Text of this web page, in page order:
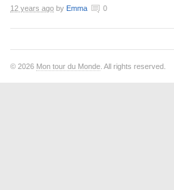
12 years ago by Emma 0
© 2026 Mon tour du Monde . All rights reserved.